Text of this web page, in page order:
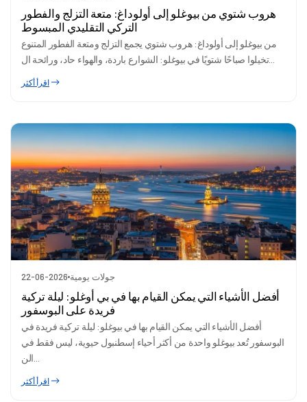
هروب شتوي من بيوغلو إلى أولوداغ: متعة التزلج والفطور
التركي التقليدي المبسوط
من بيوغلو إلى أولوداغ: هروب شتوي يجمع التزلج ومتعة الفطور المتنوع
تخيلوا صباحًا شتويًا في بيوغلو: الشوارع باردة، والهواء حاد، ورائحة ال...
اقرأ أكثر
22-06-2026 جولات يومية
أفضل الأشياء التي يمكن القيام بها في بي أوغلو: ليلة تركية
فريدة على البوسفور
أفضل الأشياء التي يمكن القيام بها في بيوغلو: ليلة تركية فريدة في
البوسفور تُعد بيوغلو واحدة من أكثر أحياء إسطنبول حيوية، ليس فقط في
اقرأ أكثر